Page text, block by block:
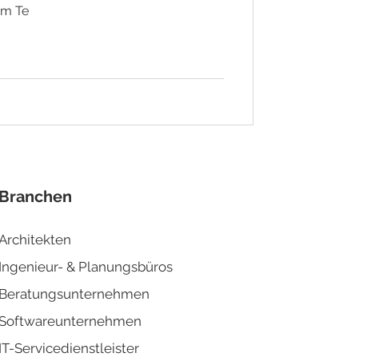
Te
Branchen
Ingenieur- & Planungsbüros
Beratungsunternehmen
IT-Servicedienstleister